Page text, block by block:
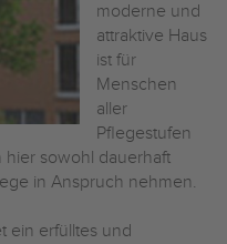
moderne und
attraktive Haus
ist für
Menschen
aller
Pflegestufen
hier sowohl dauerhaft
in Anspruch nehmen.
ein erfülltes und